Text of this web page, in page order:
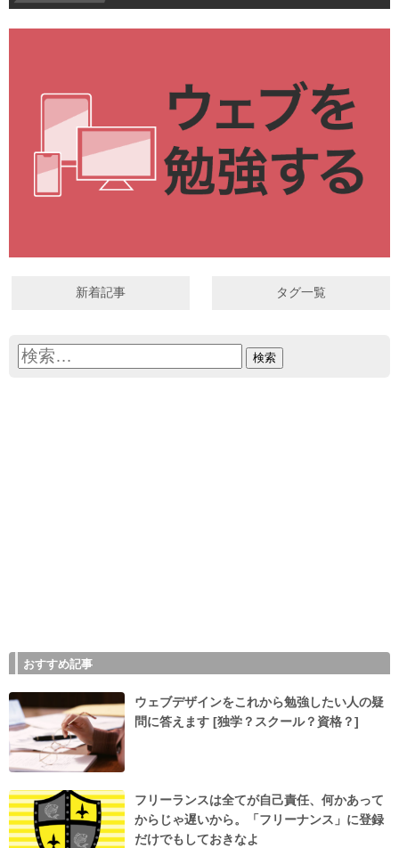
新着記事 タグ一覧
検
索:
おすすめ記事
ウェブデザインをこれから勉強したい人の疑
問に答えます [独学？スクール？資格？]
フリーランスは全てが自己責任、何かあって
からじゃ遅いから。「フリーナンス」に登録
だけでもしておきなよ